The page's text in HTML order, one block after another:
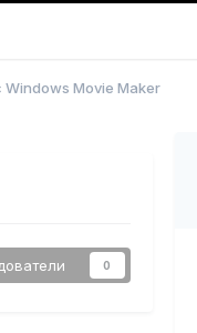
Movie Maker
0